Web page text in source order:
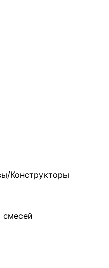
Конструкторы
смесей